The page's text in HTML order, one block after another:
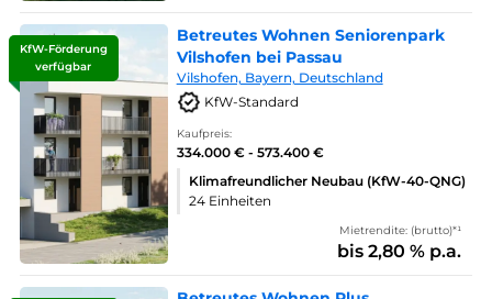
KfW-Förderung
verfügbar
Betreutes Wohnen Seniorenpark
Vilshofen bei Passau
Vilshofen, Bayern, Deutschland
KfW-Standard
Kaufpreis:
334.000 € - 573.400 €
Klimafreundlicher Neubau (KfW-40-QNG)
24 Einheiten
Mietrendite: (brutto)*¹
bis 2,80 % p.a.